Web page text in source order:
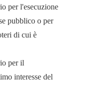
per l'esecuzione
pubblico o per
di cui è
per il
interesse del